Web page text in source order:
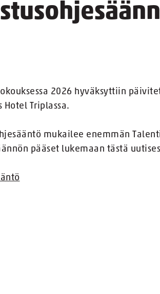
2026 hyväksyttiin
Hotel Triplassa.
mukailee enemmän
pääset lukemaan tästä